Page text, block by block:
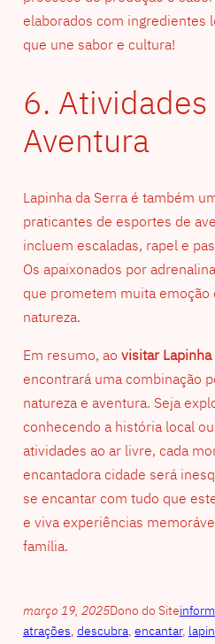
elaborados com ingredientes
que une sabor e cultura!
6. Atividades
Aventura
Lapinha da Serra é também
praticantes de esportes de
incluem escaladas, rapel e
Os apaixonados por
que prometem muita emoção
natureza.
Em resumo, ao visitar Lapinha
encontrará uma combinação
natureza e aventura. Seja
conhecendo a história local
atividades ao ar livre, cada
encantadora cidade será
se encantar com tudo que
e viva experiências
família.
março 19, 2025Dono do Site
atrações, descubra, encantar,